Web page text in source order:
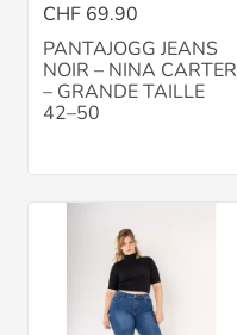
CHF 69.90
PANTAJOGG JEANS
NOIR – NINA CARTER
– GRANDE TAILLE
42–50